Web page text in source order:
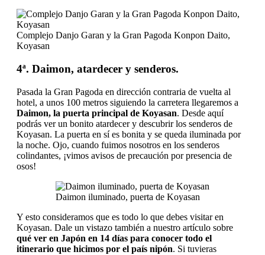
Complejo Danjo Garan y la Gran Pagoda Konpon Daito,
Koyasan
4ª. Daimon, atardecer y senderos.
Pasada la Gran Pagoda en dirección contraria de vuelta al
hotel, a unos 100 metros siguiendo la carretera llegaremos a
Daimon, la puerta principal de Koyasan. Desde aquí
podrás ver un bonito atardecer y descubrir los senderos de
Koyasan. La puerta en sí es bonita y se queda iluminada por
la noche. Ojo, cuando fuimos nosotros en los senderos
colindantes, ¡vimos avisos de precaución por presencia de
osos!
Daimon iluminado, puerta de Koyasan
Y esto consideramos que es todo lo que debes visitar en
Koyasan. Dale un vistazo también a nuestro artículo sobre
qué ver en Japón en 14 días para conocer todo el
itinerario que hicimos por el país nipón. Si tuvieras